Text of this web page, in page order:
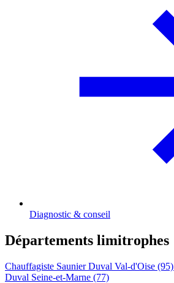
Diagnostic & conseil
Départements limitrophes
Chauffagiste Saunier Duval Val-d'Oise (95)
Duval Seine-et-Marne (77)